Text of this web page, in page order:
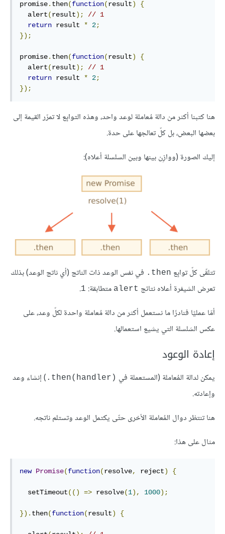
promise. then(function(result)
{
  alert
(result);
// 1
return result * 2;
});
promise. then(function(result)
{
  alert
(result);
// 1
return result * 2;
});
هنا كتبنا أكثر من دالة مُعاملة لوعد واحد، وهذه التوابِع لا تمرّر القيمة إلى
بعضها البعض، بل كلّ تعالجها على حدة.
إليك الصورة (ووازِن بينها وبين السلسلة أعلاه):
تتلقّى كلّ توابِع ‎.then في نفس الوعد ذات الناتج (أي ناتج الوعد) بذلك
تعرض الشيفرة أعلاه نتائج alert متطابقة: 1
.
أمّا عمليًا فنادرًا ما نستعمل أكثر من دالة مُعاملة واحدة لكلّ وعد، على
عكس السَلسلة التي يشيع استعمالها.
إعادة الوعود
يمكن لدالة المُعاملة (المستعملة في ‎.then(handler)‎ ) إنشاء وعد
وإعادته.
هنا تنتظر دوال المُعاملة الأخرى حتّى يكتمل الوعد وتستلم ناتجه.
مثال على هذا:
new Promise(function(resolve, reject) {
  setTimeout
(() => resolve(1), 1000);
}). then(function(result) {